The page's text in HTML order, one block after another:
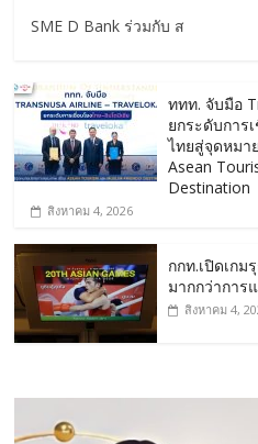
SME D Bank ร่วมกับ ส
ททท. จับมือ
ยกระดับการ
ไทยสู่จุดหมา
Asean
Destination
สิงหาคม 4, 2026
กกท.เปิดเกม
มากกว่ากา
สิงหาคม 4,